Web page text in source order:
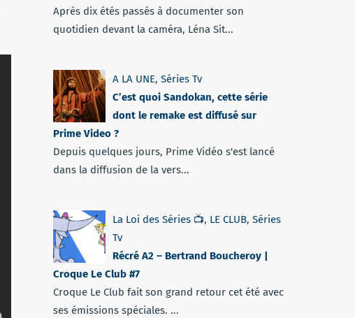
Après dix étés passés à documenter son
quotidien devant la caméra, Léna Sit...
A LA UNE, Séries Tv
C’est quoi Sandokan, cette série
dont le remake est diffusé sur
Prime Video ?
Depuis quelques jours, Prime Vidéo s'est lancé
dans la diffusion de la vers...
La Loi des Séries 📺, LE CLUB, Séries
Tv
Récré A2 – Bertrand Boucheroy |
Croque Le Club #7
Croque Le Club fait son grand retour cet été avec
ses émissions spéciales. ...